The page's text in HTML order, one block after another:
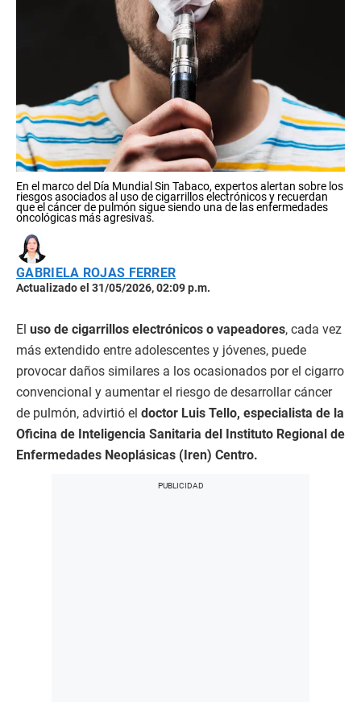
En el marco del Día Mundial Sin Tabaco, expertos alertan sobre los
riesgos asociados al uso de cigarrillos electrónicos y recuerdan
que el cáncer de pulmón sigue siendo una de las enfermedades
oncológicas más agresivas.
GABRIELA ROJAS FERRER
Actualizado el 31/05/2026, 02:09 p.m.
El uso de cigarrillos electrónicos o vapeadores, cada vez
más extendido entre adolescentes y jóvenes, puede
provocar daños similares a los ocasionados por el cigarro
convencional y aumentar el riesgo de desarrollar cáncer
de pulmón, advirtió el doctor Luis Tello, especialista de la
Oficina de Inteligencia Sanitaria del Instituto Regional de
Enfermedades Neoplásicas (Iren) Centro.